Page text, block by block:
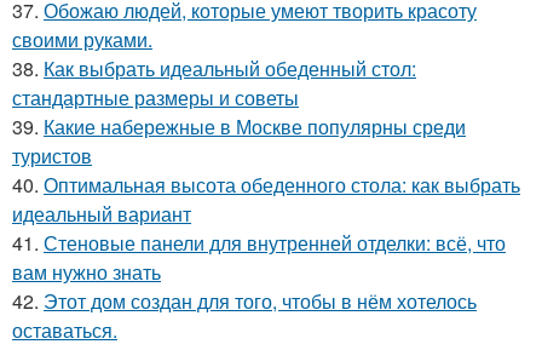
37. Обожаю людей, которые умеют творить красоту
своими руками.
38. Как выбрать идеальный обеденный стол:
стандартные размеры и советы
39. Какие набережные в Москве популярны среди
туристов
40. Оптимальная высота обеденного стола: как выбрать
идеальный вариант
41. Стеновые панели для внутренней отделки: всё, что
вам нужно знать
42. Этот дом создан для того, чтобы в нём хотелось
оставаться.